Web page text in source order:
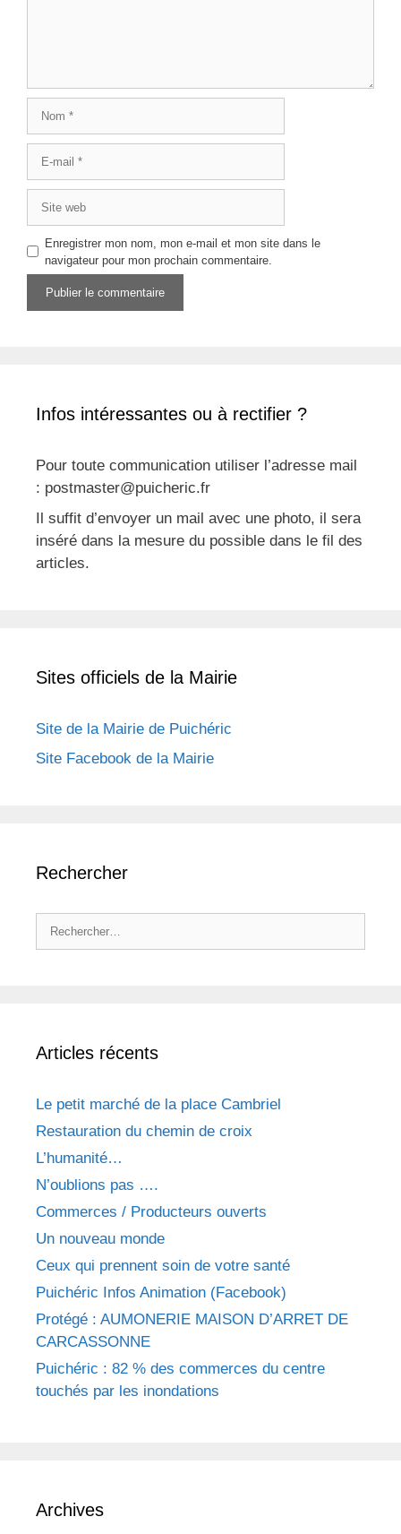
mail
web
Enregistrer mon nom, mon e-mail et mon site dans le
navigateur pour mon prochain commentaire.
Infos intéressantes ou à rectifier ?
Pour toute communication utiliser l’adresse mail
: postmaster@puicheric.fr
Il suffit d’envoyer un mail avec une photo, il sera
inséré dans la mesure du possible dans le fil des
articles.
Sites officiels de la Mairie
Site de la Mairie de Puichéric
Site Facebook de la Mairie
Rechercher
Rechercher :
Articles récents
Le petit marché de la place Cambriel
Restauration du chemin de croix
L’humanité…
N’oublions pas ….
Commerces / Producteurs ouverts
Un nouveau monde
Ceux qui prennent soin de votre santé
Puichéric Infos Animation (Facebook)
Protégé : AUMONERIE MAISON D’ARRET DE
CARCASSONNE
Puichéric : 82 % des commerces du centre
touchés par les inondations
Archives